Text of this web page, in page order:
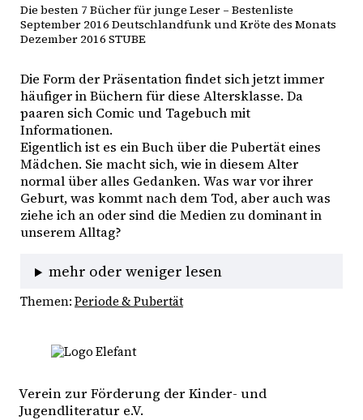
Die besten 7 Bücher für junge Leser – Bestenliste
September 2016 Deutschlandfunk und Kröte des Monats
Dezember 2016 STUBE
Die Form der Präsentation findet sich jetzt immer
häufiger in Büchern für diese Altersklasse. Da
paaren sich Comic und Tagebuch mit
Informationen.
Eigentlich ist es ein Buch über die Pubertät eines
Mädchen. Sie macht sich, wie in diesem Alter
normal über alles Gedanken. Was war vor ihrer
Geburt, was kommt nach dem Tod, aber auch was
ziehe ich an oder sind die Medien zu dominant in
unserem Alltag?
mehr oder weniger lesen
Themen: Periode & Pubertät
Verein zur Förderung der Kinder- und
Jugendliteratur e.V.